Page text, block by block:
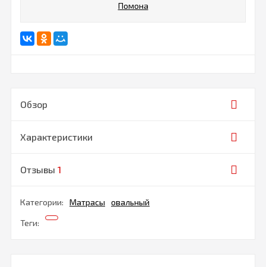
Помона
Обзор
Характеристики
Отзывы 1
Категории: Матрасы овальный
Теги: